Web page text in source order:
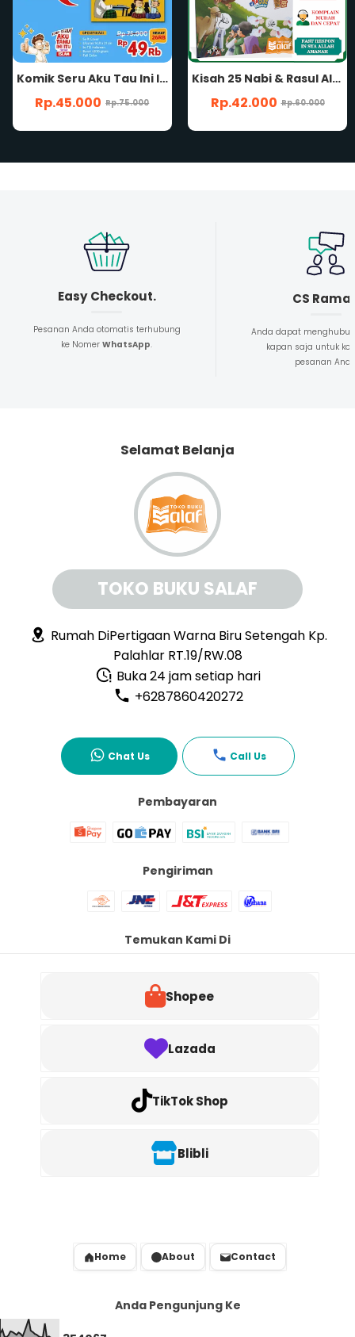
Kisah 25 Nabi & Rasul AISAR KIDS AKU BISA BACA SENDIRI Plus Peta Jejak Para Nabi Karya Arya Rahmadi Buku Ceruta Anak Bergambar For Kids
Rp.42.000 Rp.60.000
PAKET 2 BUKU Komik Shalih Sejak Kecil SERI 1 & 2 FULL COLOR Kuatkan Iman Sebarkan Kebaikan Disarikan dari Kitab Riyadhus Shalihin Qomic Hadis Anak Hadits For Kids Sholih Karya Arya Rahmadi Penerbit Pustaka Quran Sunnah PQS
Rp.104.280 Rp.173.800
Easy Checkout.
Pesanan Anda otomatis terhubung
ke NomerWhatsApp.
CS
Anda dapat
kapan saja untuk
pesanan
Selamat Belanja
TOKO BUKU SALAF
Rumah DiPertigaan Warna Biru Setengah Kp.
Palahlar RT.19/RW.08
Buka 24 jam setiap hari
+6287860420272
Chat Us Call Us
Pembayaran
Pengiriman
Temukan Kami Di
Shopee
Lazada
TikTok Shop
Blibli
Home About Contact
Anda Pengunjung Ke